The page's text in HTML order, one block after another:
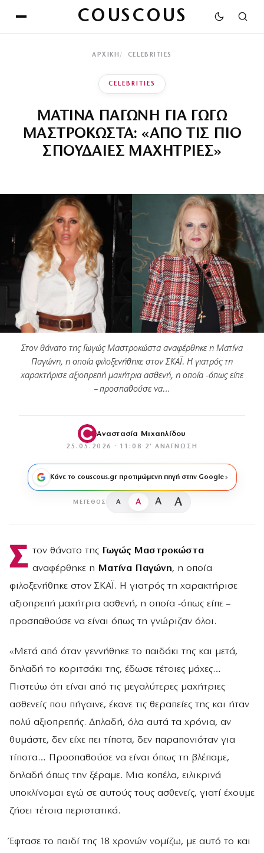
COUSCOUS
ΑΡΧΙΚΉ CELEBRITIES
CELEBRITIES
ΜΑΤΙΝΑ ΠΑΓΩΝΗ ΓΙΑ ΓΩΓΩ
ΜΑΣΤΡΟΚΩΣΤΑ: «ΑΠΟ ΤΙΣ ΠΙΟ
ΣΠΟΥΔΑΙΕΣ ΜΑΧΗΤΡΙΕΣ»
Στον θάνατο της Γωγώς Μαστροκώστα αναφέρθηκε η Ματίνα
Παγώνη, η οποία φιλοξενήθηκε στον ΣΚΑΪ. Η γιατρός τη
χαρακτήρισε αξιοπρεπή μαχήτρια ασθενή, η οποία -όπως είπε
– προσπαθούσε να…
Αναστασία Μιχαηλίδου
25.05.2026 · 11:08 · 2′ ΑΝΆΓΝΩΣΗ
Κάνε το couscous.gr προτιμώμενη πηγή στην Google
ΜΈΓΕΘΟΣ A A A A
Σ τον θάνατο της Γωγώς Μαστροκώστα
αναφέρθηκε η Ματίνα Παγώνη, η οποία
φιλοξενήθηκε στον ΣΚΑΪ. Η γιατρός τη χαρακτήρισε
αξιοπρεπή μαχήτρια ασθενή, η οποία -όπως είπε –
προσπαθούσε να είναι όπως τη γνώριζαν όλοι.
«Μετά από όταν γεννήθηκε το παιδάκι της και μετά,
δηλαδή το κοριτσάκι της, έδωσε τέτοιες μάχες…
Πιστεύω ότι είναι από τις μεγαλύτερες μαχήτριες
ασθενείς που πήγαινε, έκανε τις θεραπείες της και ήταν
πολύ αξιοπρεπής. Δηλαδή, όλα αυτά τα χρόνια, αν
θυμάστε, δεν είχε πει τίποτα, δεν παραπονιόταν για
τίποτα… Προσπαθούσε να είναι όπως τη βλέπαμε,
δηλαδή όπως την ξέραμε. Μια κοπέλα, ειλικρινά
υποκλίνομαι εγώ σε αυτούς τους ασθενείς, γιατί έχουμε
ζήσει τέτοια περιστατικά.
Έφτασε το παιδί της 18 χρονών νομίζω, με αυτό το και